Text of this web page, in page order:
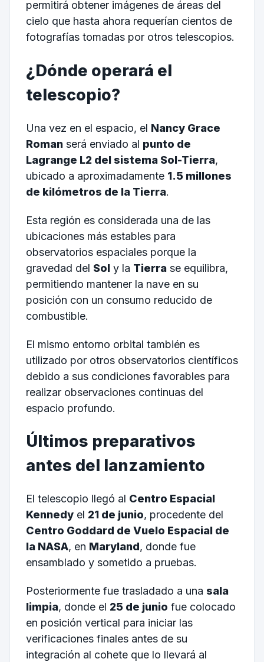
permitirá obtener imágenes de áreas del
cielo que hasta ahora requerían cientos de
fotografías tomadas por otros telescopios.
¿Dónde operará el
telescopio?
Una vez en el espacio, el Nancy Grace
Romanserá enviado al punto de
Lagrange L2 del sistema Sol-Tierra,
ubicado a aproximadamente 1.5 millones
de kilómetros de la Tierra.
Esta región es considerada una de las
ubicaciones más estables para
observatorios espaciales porque la
gravedad del Soly la Tierrase equilibra,
permitiendo mantener la nave en su
posición con un consumo reducido de
combustible.
El mismo entorno orbital también es
utilizado por otros observatorios científicos
debido a sus condiciones favorables para
realizar observaciones continuas del
espacio profundo.
Últimos preparativos
antes del lanzamiento
El telescopio llegó al Centro Espacial
Kennedyel 21 de junio, procedente del
Centro Goddard de Vuelo Espacial de
la NASA, en Maryland, donde fue
ensamblado y sometido a pruebas.
Posteriormente fue trasladado a una sala
limpia, donde el 25 de junio fue colocado
en posición vertical para iniciar las
verificaciones finales antes de su
integración al cohete que lo llevará al